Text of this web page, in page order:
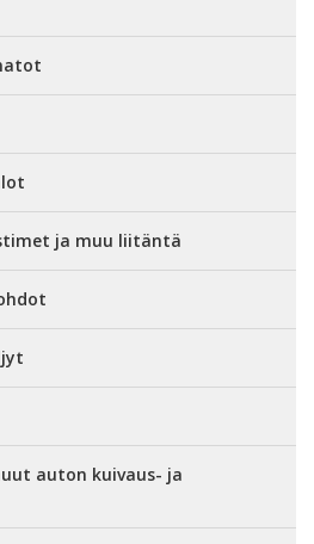
ja muu liitäntä
auton kuivaus- ja